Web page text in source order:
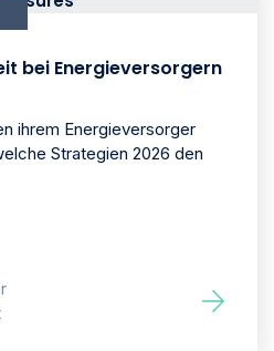
bei Energieversorgern
ihrem Energieversorger
Strategien 2026 den